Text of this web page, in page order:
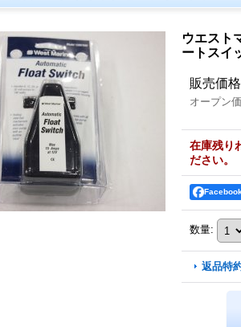
ウエスト
ートスイ
販売価格
オープン
在庫残り
ださい。
数量:
返品特